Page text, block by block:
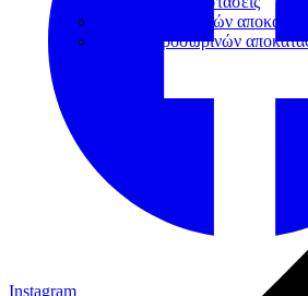
Υλικά προσωρινών
Κονίες Προσωρινών
Instagram